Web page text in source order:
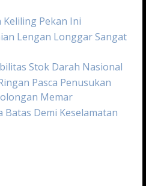
Keliling Pekan Ini
Lengan Longgar Sangat
Stok Darah Nasional
Pasca Penusukan
Memar
Demi Keselamatan